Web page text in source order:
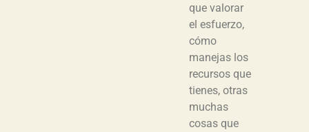
que valorar
el esfuerzo,
cómo
manejas los
recursos que
tienes, otras
muchas
cosas que